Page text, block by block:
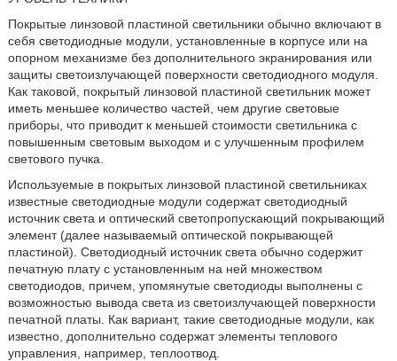
Покрытые линзовой пластиной светильники обычно включают в
себя светодиодные модули, установленные в корпусе или на
опорном механизме без дополнительного экранирования или
защиты светоизлучающей поверхности светодиодного модуля.
Как таковой, покрытый линзовой пластиной светильник может
иметь меньшее количество частей, чем другие световые
приборы, что приводит к меньшей стоимости светильника с
повышенным световым выходом и с улучшенным профилем
светового пучка.
Используемые в покрытых линзовой пластиной светильниках
известные светодиодные модули содержат светодиодный
источник света и оптический светопропускающий покрывающий
элемент (далее называемый оптической покрывающей
пластиной). Светодиодный источник света обычно содержит
печатную плату с установленным на ней множеством
светодиодов, причем, упомянутые светодиоды выполнены с
возможностью вывода света из светоизлучающей поверхности
печатной платы. Как вариант, такие светодиодные модули, как
известно, дополнительно содержат элементы теплового
управления, например, теплоотвод.